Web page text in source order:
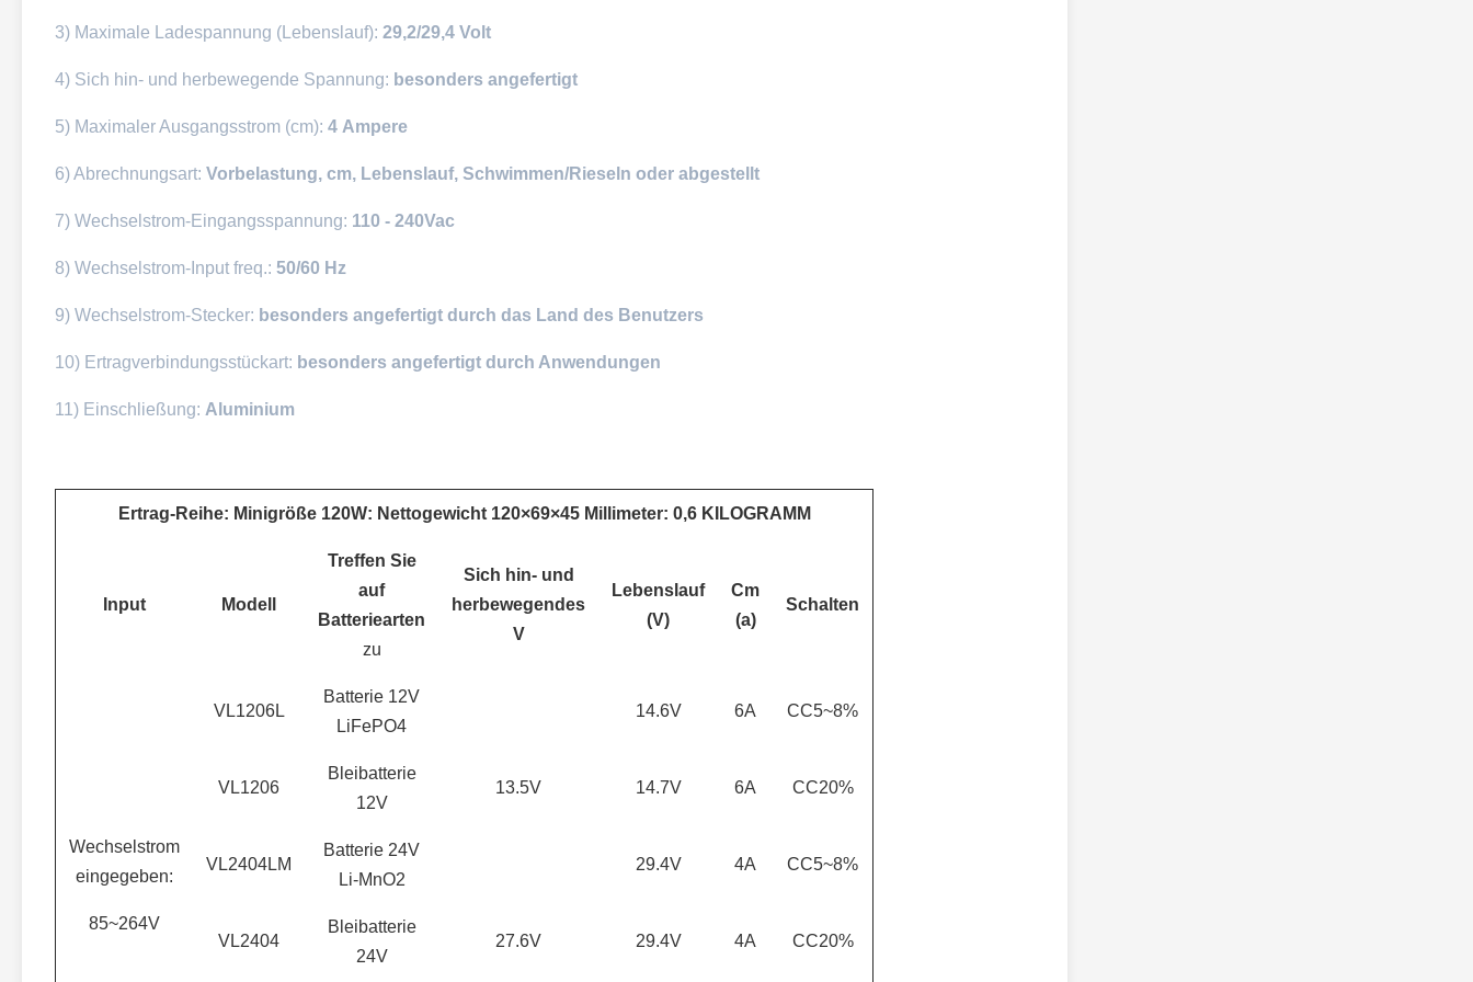
3) Maximale Ladespannung (Lebenslauf): 29,2/29,4 Volt
4) Sich hin- und herbewegende Spannung: besonders angefertigt
5) Maximaler Ausgangsstrom (cm): 4 Ampere
6) Abrechnungsart: Vorbelastung, cm, Lebenslauf, Schwimmen/Rieseln oder abgestellt
7) Wechselstrom-Eingangsspannung: 110 - 240Vac
8) Wechselstrom-Input freq.: 50/60 Hz
9) Wechselstrom-Stecker: besonders angefertigt durch das Land des Benutzers
10) Ertragverbindungsstückart: besonders angefertigt durch Anwendungen
11) Einschließung: Aluminium
Ertrag-Reihe: Minigröße 120W: Nettogewicht 120×69×45 Millimeter: 0,6 KILOGRAMM
Input Modell
Treffen Sie
auf
Batteriearten
zu
Sich hin- und
herbewegendes
V
Lebenslauf
(V)
Cm
(a)
Schalten
Wechselstrom
eingegeben:
85~264V
VL1206L
Batterie 12V
LiFePO4
14.6V 6A CC5~8%
VL1206
Bleibatterie
12V
13.5V 14.7V 6A CC20%
VL2404LM
Batterie 24V
Li-MnO2
29.4V 4A CC5~8%
VL2404
Bleibatterie
24V
27.6V 29.4V 4A CC20%